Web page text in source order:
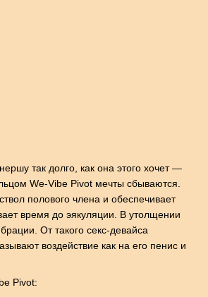
так долго, как она этого хочет —
We-Vibe Pivot мечты сбываются.
полового члена и обеспечивает
время до эякуляции. В утолщении
От такого секс-девайса
воздействие как на его пенис и
Pivot: